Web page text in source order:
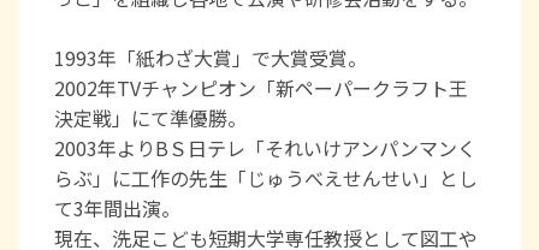
1993年「紙わざ大賞」で大賞受賞。
2002年TVチャンピオン「新ペーパークラフト王
決定戦」にて準優勝。
2003年よりBＳ日テレ「それいけアンパンマンく
らぶ」に工作の先生「じゅうべえせんせい」とし
て3年間出演。
現在、洗足こども短期大学専任教授として図工や